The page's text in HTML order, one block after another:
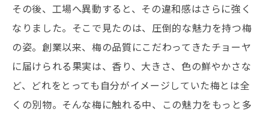
その後、工場へ異動すると、その違和感はさらに強く
なりました。そこで見たのは、圧倒的な魅力を持つ梅
の姿。創業以来、梅の品質にこだわってきたチョーヤ
に届けられる果実は、香り、大きさ、色の鮮やかさな
ど、どれをとっても自分がイメージしていた梅とは全
くの別物。そんな梅に触れる中、この魅力をもっと多